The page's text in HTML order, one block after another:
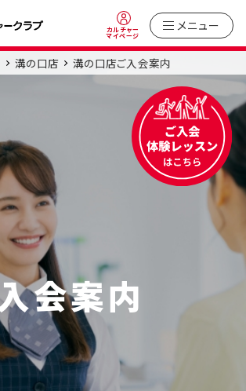
カルチャー
マイページ
メニュー
会案内
溝の口店 溝の口店ご入会案内